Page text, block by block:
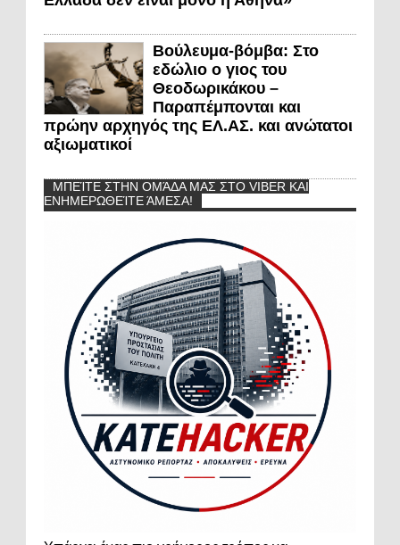
Βούλευμα-βόμβα: Στο
εδώλιο ο γιος του
Θεοδωρικάκου –
Παραπέμπονται και
πρώην αρχηγός της ΕΛ.ΑΣ. και ανώτατοι
αξιωματικοί
ΜΠΕΊΤΕ ΣΤΗΝ ΟΜΆΔΑ ΜΑΣ ΣΤΟ VIBER ΚΑΙ
ΕΝΗΜΕΡΩΘΕΊΤΕ ΆΜΕΣΑ!